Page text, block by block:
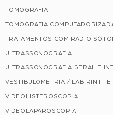
TOMOGRAFIA
TOMOGRAFIA
TRATAMENTOS COM
ULTRASSONOGRAFIA
ULTRASSONOGRAFIA GERAL E
VESTIBULOMETRIA /
VIDEOHISTEROSCOPIA
VIDEOLAPAROSCOPIA